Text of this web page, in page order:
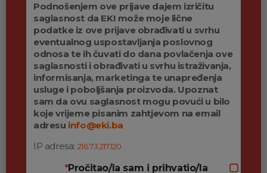
Podnošenjem ove prijave dajem izričitu
saglasnost da EKI može moje lične
podatke iz ove prijave obrađivati u svrhu
eventualnog uspostavljanja poslovnog
odnosa te ih čuvati do dana povlačenja ove
saglasnosti i obrađivati u svrhu istraživanja,
informisanja, marketinga te unapređenja
usluge i poboljšanja proizvoda. Upoznat
sam da ovu saglasnost mogu povući u bilo
koje vrijeme pisanim zahtjevom na email
adresu info@eki.ba
IP adresa: 216.73.217.120
*Pročitao/la sam i prihvatio/la